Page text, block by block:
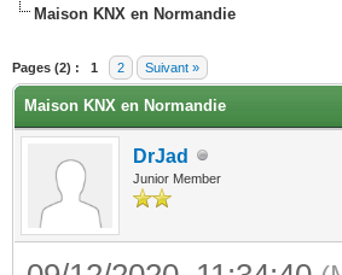
Maison KNX en Normandie
Pages (2) : 1 2 Suivant »
Maison KNX en Normandie
DrJad
Junior Member